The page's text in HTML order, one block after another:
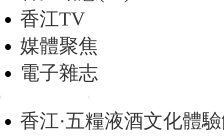
香江TV
媒體聚焦
電子雜志
香江·五糧液酒文化體驗